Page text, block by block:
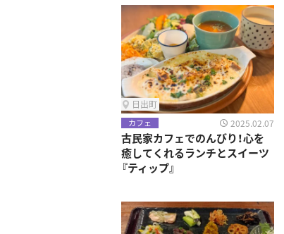
日出町
カフェ 2025.02.07
古民家カフェでのんびり！心を
癒してくれるランチとスイーツ
『ティップ』